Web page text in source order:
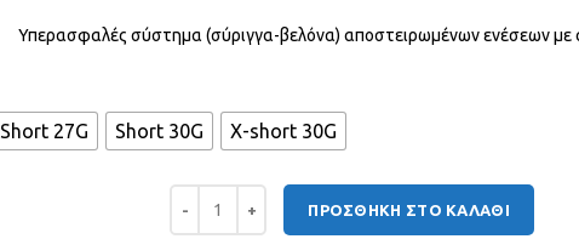
Υπερασφαλές σύστημα (σύριγγα-βελόνα) αποστειρωμένων ενέσεων
Short 27G Short 30G X-short 30G
ΠΡΟΣΘΉΚΗ ΣΤΟ ΚΑΛΆΘΙ